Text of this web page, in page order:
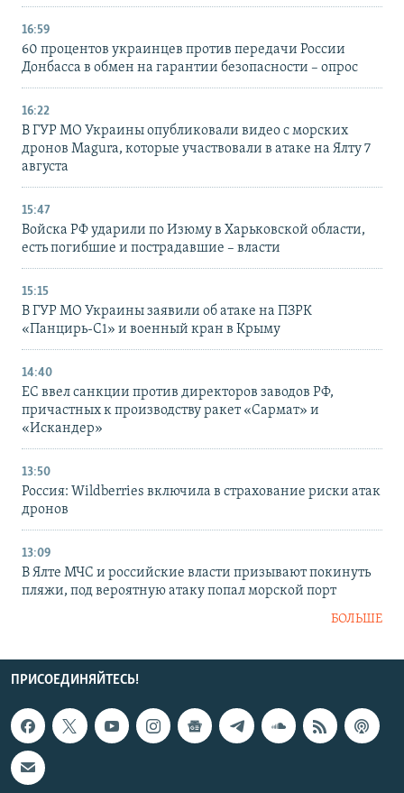
16:59
60 процентов украинцев против передачи России
Донбасса в обмен на гарантии безопасности – опрос
16:22
В ГУР МО Украины опубликовали видео с морских
дронов Magura, которые участвовали в атаке на Ялту 7
августа
15:47
Войска РФ ударили по Изюму в Харьковской области,
есть погибшие и пострадавшие – власти
15:15
В ГУР МО Украины заявили об атаке на ПЗРК
«Панцирь-С1» и военный кран в Крыму
14:40
ЕС ввел санкции против директоров заводов РФ,
причастных к производству ракет «Сармат» и
«Искандер»
13:50
Россия: Wildberries включила в страхование риски атак
дронов
13:09
В Ялте МЧС и российские власти призывают покинуть
пляжи, под вероятную атаку попал морской порт
БОЛЬШЕ
ПРИСОЕДИНЯЙТЕСЬ!